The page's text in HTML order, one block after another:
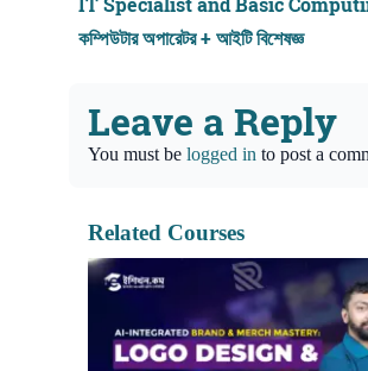
কম্পিউটার অপারেটর + আইটি বিশেষজ্ঞ
Leave a Reply
You must be logged in to post a
Related Courses